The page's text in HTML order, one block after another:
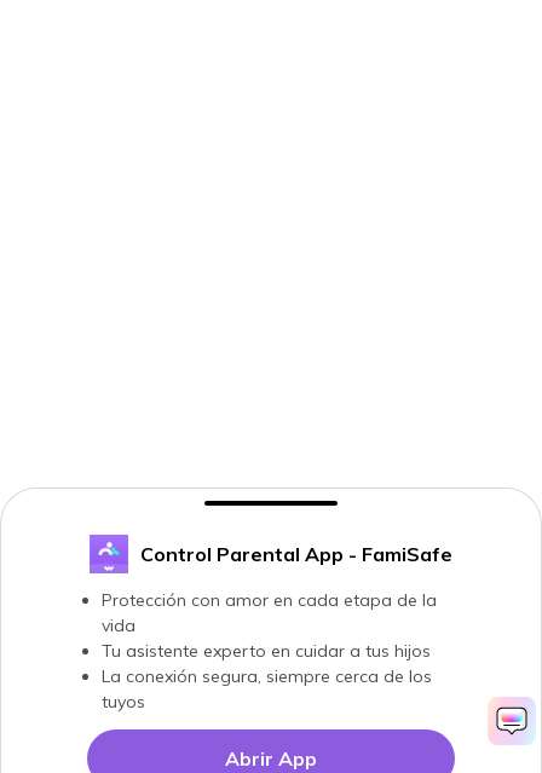
Control Parental App - FamiSafe
Protección con amor en cada etapa de la
vida
Tu asistente experto en cuidar a tus hijos
La conexión segura, siempre cerca de los
tuyos
Abrir App